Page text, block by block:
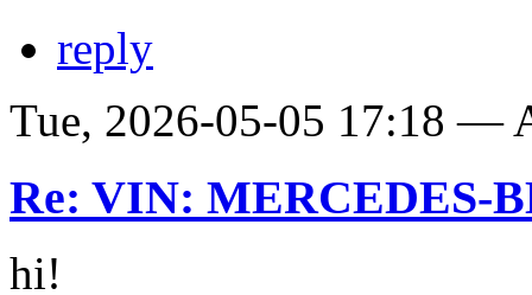
reply
Tue, 2026-05-05 17:18 —
Re: VIN: MERCEDES-
hi!